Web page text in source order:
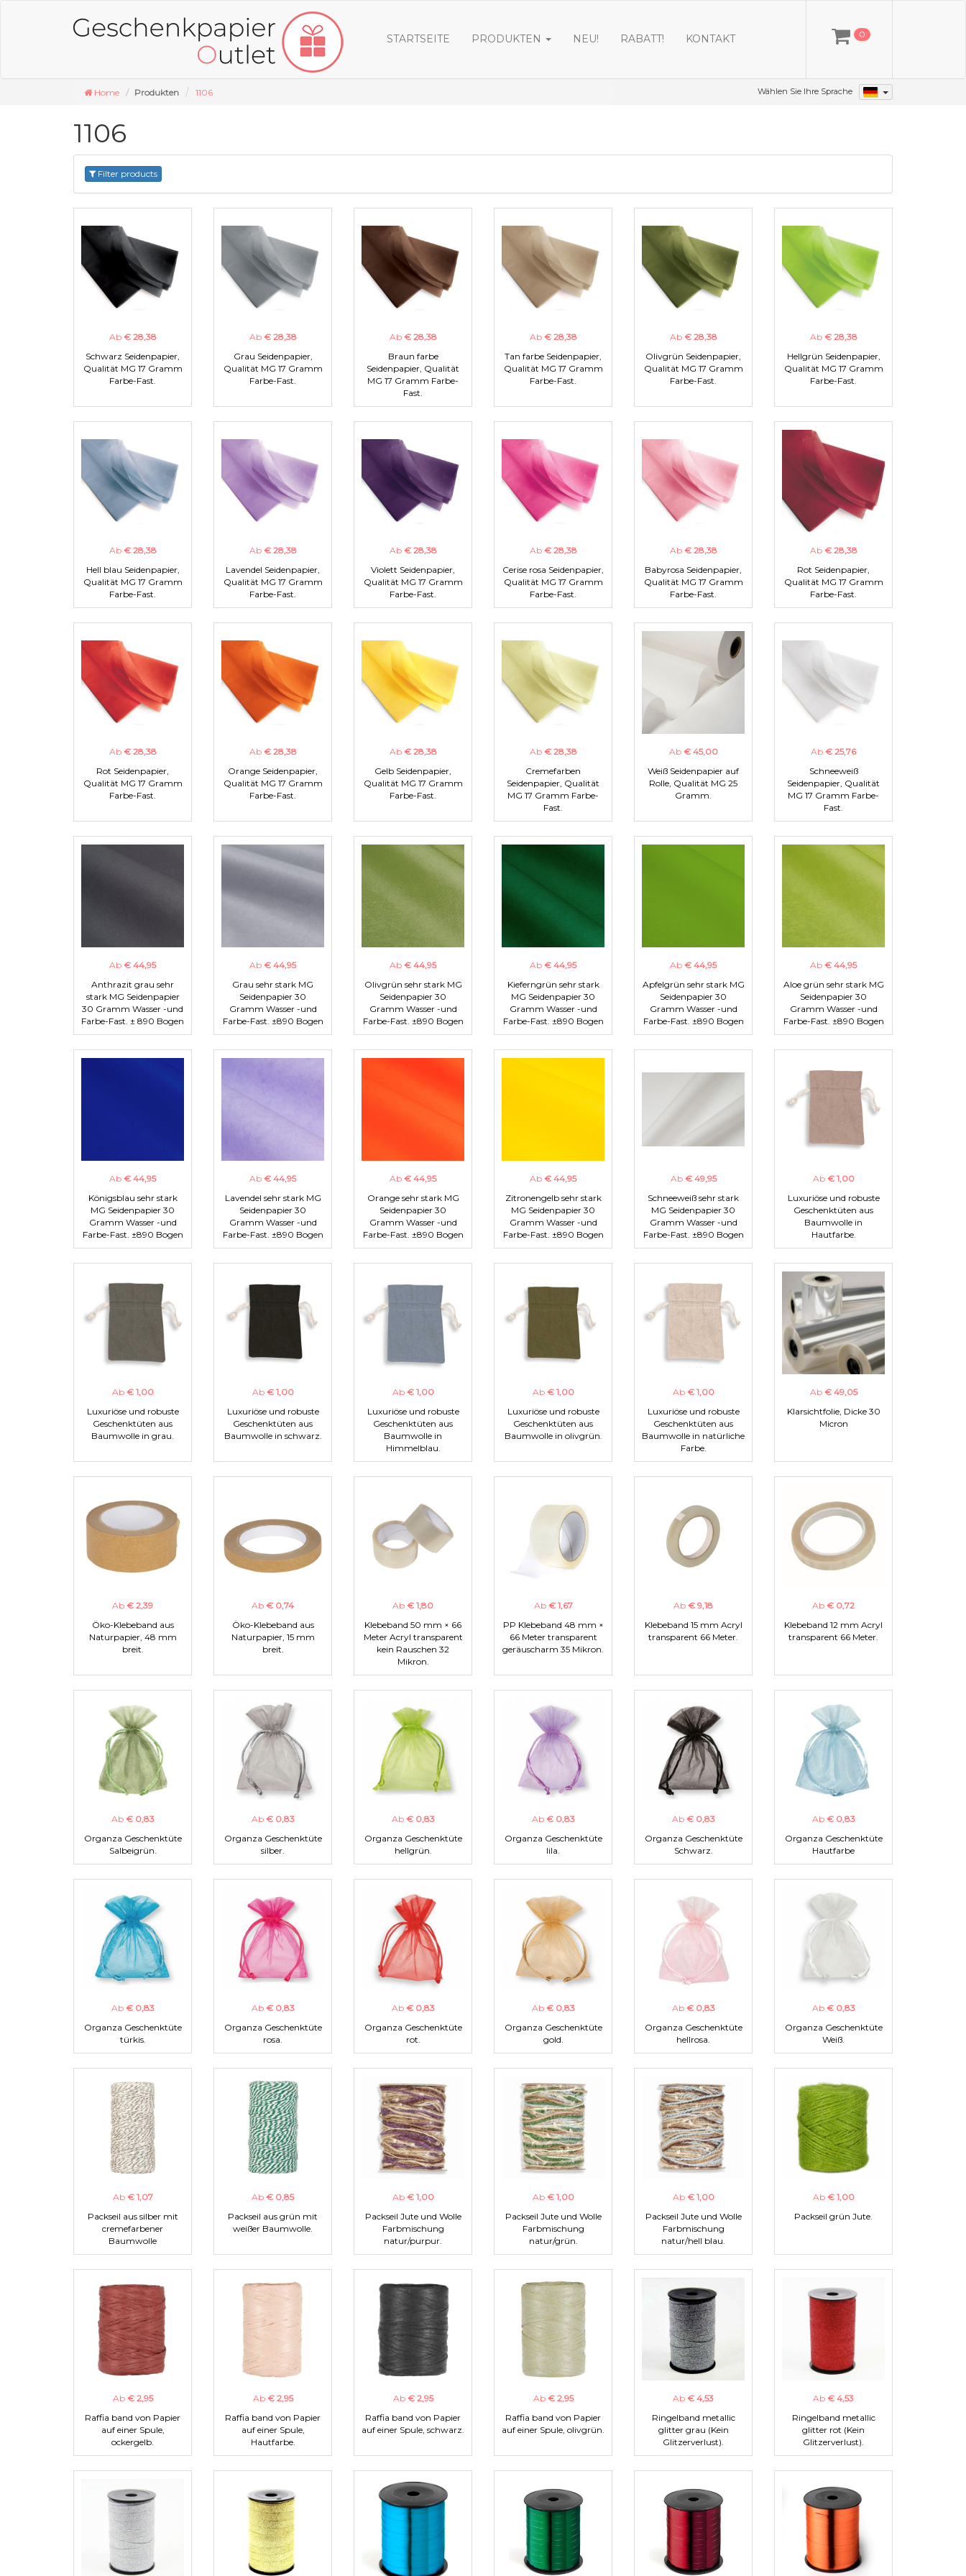
STARTSEITE PRODUKTEN NEU! RABATT! KONTAKT 0
Home Produkten 1106 Wählen Sie Ihre Sprache
1106
Filter products
Ab € 28,38
Schwarz Seidenpapier,
Qualität MG 17 Gramm
Farbe-Fast.
Ab € 28,38
Grau Seidenpapier,
Qualität MG 17 Gramm
Farbe-Fast.
Ab € 28,38
Braun farbe
Seidenpapier, Qualität
MG 17 Gramm Farbe-
Fast.
Ab € 28,38
Tan farbe Seidenpapier,
Qualität MG 17 Gramm
Farbe-Fast.
Ab € 28,38
Olivgrün Seidenpapier,
Qualität MG 17 Gramm
Farbe-Fast.
Ab € 28,38
Hellgrün Seidenpapier,
Qualität MG 17 Gramm
Farbe-Fast.
Ab € 28,38
Hell blau Seidenpapier,
Qualität MG 17 Gramm
Farbe-Fast.
Ab € 28,38
Lavendel Seidenpapier,
Qualität MG 17 Gramm
Farbe-Fast.
Ab € 28,38
Violett Seidenpapier,
Qualität MG 17 Gramm
Farbe-Fast.
Ab € 28,38
Cerise rosa Seidenpapier,
Qualität MG 17 Gramm
Farbe-Fast.
Ab € 28,38
Babyrosa Seidenpapier,
Qualität MG 17 Gramm
Farbe-Fast.
Ab € 28,38
Rot Seidenpapier,
Qualität MG 17 Gramm
Farbe-Fast.
Ab € 28,38
Rot Seidenpapier,
Qualität MG 17 Gramm
Farbe-Fast.
Ab € 28,38
Orange Seidenpapier,
Qualität MG 17 Gramm
Farbe-Fast.
Ab € 28,38
Gelb Seidenpapier,
Qualität MG 17 Gramm
Farbe-Fast.
Ab € 28,38
Cremefarben
Seidenpapier, Qualität
MG 17 Gramm Farbe-
Fast.
Ab € 45,00
Weiß Seidenpapier auf
Rolle, Qualität MG 25
Gramm.
Ab € 25,76
Schneeweiß
Seidenpapier, Qualität
MG 17 Gramm Farbe-
Fast.
Ab € 44,95
Anthrazit grau sehr
stark MG Seidenpapier
30 Gramm Wasser -und
Farbe-Fast. ± 890 Bogen
Ab € 44,95
Grau sehr stark MG
Seidenpapier 30
Gramm Wasser -und
Farbe-Fast. ±890 Bogen
Ab € 44,95
Olivgrün sehr stark MG
Seidenpapier 30
Gramm Wasser -und
Farbe-Fast. ±890 Bogen
Ab € 44,95
Kieferngrün sehr stark
MG Seidenpapier 30
Gramm Wasser -und
Farbe-Fast. ±890 Bogen
Ab € 44,95
Apfelgrün sehr stark MG
Seidenpapier 30
Gramm Wasser -und
Farbe-Fast. ±890 Bogen
Ab € 44,95
Aloe grün sehr stark MG
Seidenpapier 30
Gramm Wasser -und
Farbe-Fast. ±890 Bogen
Ab € 44,95
Königsblau sehr stark
MG Seidenpapier 30
Gramm Wasser -und
Farbe-Fast. ±890 Bogen
Ab € 44,95
Lavendel sehr stark MG
Seidenpapier 30
Gramm Wasser -und
Farbe-Fast. ±890 Bogen
Ab € 44,95
Orange sehr stark MG
Seidenpapier 30
Gramm Wasser -und
Farbe-Fast. ±890 Bogen
Ab € 44,95
Zitronengelb sehr stark
MG Seidenpapier 30
Gramm Wasser -und
Farbe-Fast. ±890 Bogen
Ab € 49,95
Schneeweiß sehr stark
MG Seidenpapier 30
Gramm Wasser -und
Farbe-Fast. ±890 Bogen
Ab € 1,00
Luxuriöse und robuste
Geschenktüten aus
Baumwolle in
Hautfarbe.
Ab € 1,00
Luxuriöse und robuste
Geschenktüten aus
Baumwolle in grau.
Ab € 1,00
Luxuriöse und robuste
Geschenktüten aus
Baumwolle in schwarz.
Ab € 1,00
Luxuriöse und robuste
Geschenktüten aus
Baumwolle in
Himmelblau.
Ab € 1,00
Luxuriöse und robuste
Geschenktüten aus
Baumwolle in olivgrün.
Ab € 1,00
Luxuriöse und robuste
Geschenktüten aus
Baumwolle in natürliche
Farbe.
Ab € 49,05
Klarsichtfolie, Dicke 30
Micron
Ab € 2,39
Öko-Klebeband aus
Naturpapier, 48 mm
breit.
Ab € 0,74
Öko-Klebeband aus
Naturpapier, 15 mm
breit.
Ab € 1,80
Klebeband 50 mm × 66
Meter Acryl transparent
kein Rauschen 32
Mikron.
Ab € 1,67
PP Klebeband 48 mm ×
66 Meter transparent
geräuscharm 35 Mikron.
Ab € 9,18
Klebeband 15 mm Acryl
transparent 66 Meter.
Ab € 0,72
Klebeband 12 mm Acryl
transparent 66 Meter.
Ab € 0,83
Organza Geschenktüte
Salbeigrün.
Ab € 0,83
Organza Geschenktüte
silber.
Ab € 0,83
Organza Geschenktüte
hellgrün.
Ab € 0,83
Organza Geschenktüte
lila.
Ab € 0,83
Organza Geschenktüte
Schwarz.
Ab € 0,83
Organza Geschenktüte
Hautfarbe
Ab € 0,83
Organza Geschenktüte
türkis.
Ab € 0,83
Organza Geschenktüte
rosa.
Ab € 0,83
Organza Geschenktüte
rot.
Ab € 0,83
Organza Geschenktüte
gold.
Ab € 0,83
Organza Geschenktüte
hellrosa.
Ab € 0,83
Organza Geschenktüte
Weiß.
Ab € 1,07
Packseil aus silber mit
cremefarbener
Baumwolle
Ab € 0,85
Packseil aus grün mit
weißer Baumwolle.
Ab € 1,00
Packseil Jute und Wolle
Farbmischung
natur/purpur.
Ab € 1,00
Packseil Jute und Wolle
Farbmischung
natur/grün.
Ab € 1,00
Packseil Jute und Wolle
Farbmischung
natur/hell blau.
Ab € 1,00
Packseil grün Jute.
Ab € 2,95
Raffia band von Papier
auf einer Spule,
ockergelb.
Ab € 2,95
Raffia band von Papier
auf einer Spule,
Hautfarbe.
Ab € 2,95
Raffia band von Papier
auf einer Spule, schwarz.
Ab € 2,95
Raffia band von Papier
auf einer Spule, olivgrün.
Ab € 4,53
Ringelband metallic
glitter grau (Kein
Glitzerverlust).
Ab € 4,53
Ringelband metallic
glitter rot (Kein
Glitzerverlust).